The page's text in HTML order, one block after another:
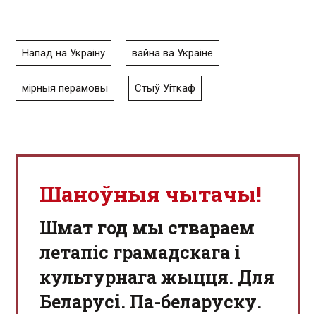
Напад на Украіну вайна ва Украіне
мірныя перамовы Стыў Уіткаф
Шаноўныя чытачы!
Шмат год мы ствараем
летапіс грамадскага і
культурнага жыцця. Для
Беларусі. Па-беларуску.